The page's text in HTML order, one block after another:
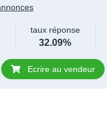
taux réponse
32.09%
Ecrire au vendeur